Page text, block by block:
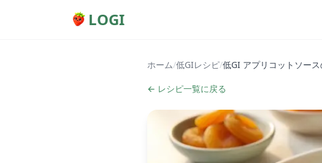
LOGI
ホーム/低GIレシピ/低GI アプリコットソー
← レシピ一覧に戻る